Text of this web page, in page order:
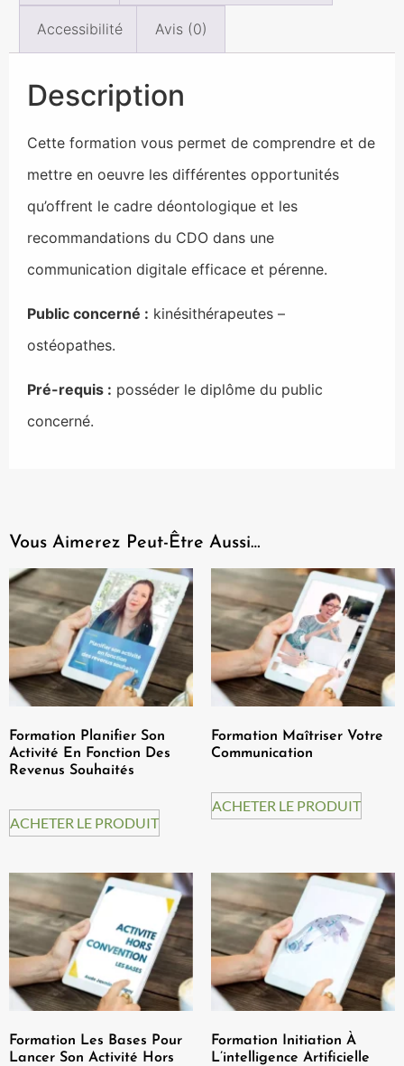
Accessibilité Avis (0)
Description
Cette formation vous permet de comprendre et de
mettre en oeuvre les différentes opportunités
qu’offrent le cadre déontologique et les
recommandations du CDO dans une
communication digitale efficace et pérenne.
Public concerné : kinésithérapeutes –
ostéopathes.
Pré-requis : posséder le diplôme du public
concerné.
Vous Aimerez Peut-Être Aussi…
Formation Planifier Son
Activité En Fonction Des
Revenus Souhaités
ACHETER LE PRODUIT
Formation Maîtriser Votre
Communication
ACHETER LE PRODUIT
Formation Les Bases Pour
Lancer Son Activité Hors
Formation Initiation À
L’intelligence Artificielle